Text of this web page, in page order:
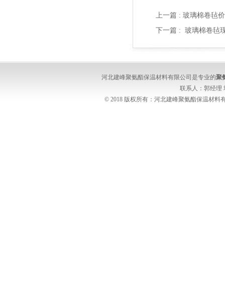
上一篇 : 玻璃棉卷毡
下一篇 : 玻璃棉卷毡
河北建峰聚氨酯保温材料有限公司是专业的聚
联系人：郭经理
© 2018 版权所有：河北建峰聚氨酯保温材